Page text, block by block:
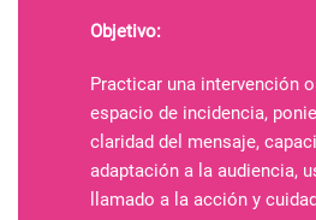
Objetivo:
Practicar una intervención
espacio de incidencia,
claridad del mensaje,
adaptación a la audiencia,
llamado a la acción y